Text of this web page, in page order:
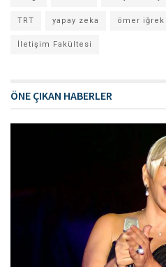
TRT yapay zeka ömer iğrek
İletişim Fakültesi
ÖNE ÇIKAN HABERLER